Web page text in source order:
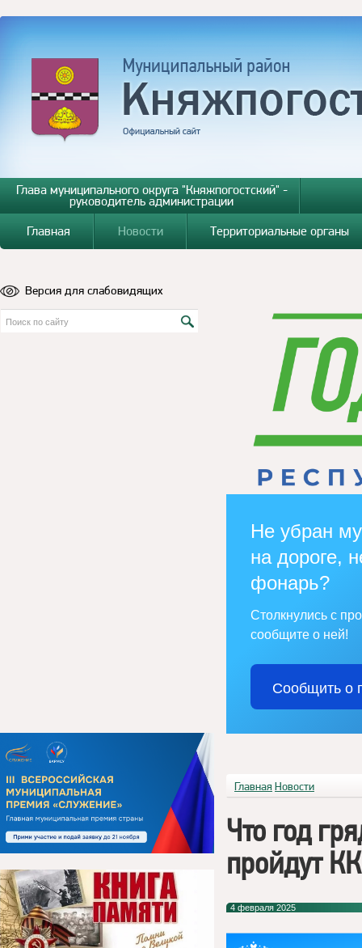
Глава муниципального округа "Княжпогостский" -
руководитель администрации
Главная
Новости Территориальные органы
Версия для слабовидящих
Не убран
на дороге,
фонарь?
Столкнулись с
сообщите о ней!
Сообщить о
Главная Новости
Что год
пройдут
4 февраля 2025